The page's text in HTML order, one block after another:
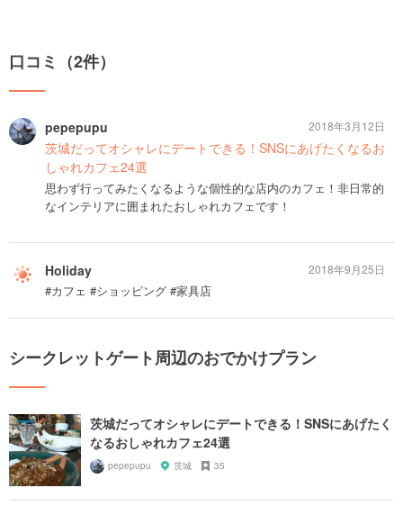
口コミ（2件）
pepepupu
茨城だってオシャレにデートできる！SNSにあげたくなるお
しゃれカフェ24選
思わず行ってみたくなるような個性的な店内のカフェ！非日常的
なインテリアに囲まれたおしゃれカフェです！
2018年3月12日
Holiday
#カフェ #ショッピング #家具店
2018年9月25日
シークレットゲート周辺のおでかけプラン
茨城だってオシャレにデートできる！SNSにあげたく
なるおしゃれカフェ24選
pepepupu 茨城 35